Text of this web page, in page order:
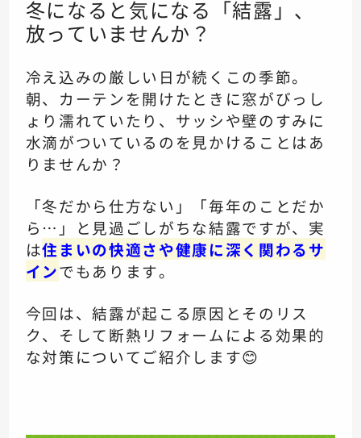
冬になると気になる「結露」、
放っていませんか？
冷え込みの厳しい日が続くこの季節。
朝、カーテンを開けたときに窓がびっし
ょり濡れていたり、サッシや壁のすみに
水滴がついているのを見かけることはあ
りませんか？
「冬だから仕方ない」「毎年のことだか
ら…」と見過ごしがちな結露ですが、実
は住まいの快適さや健康に深く関わるサ
インでもあります。
今回は、結露が起こる原因とそのリス
ク、そして断熱リフォームによる効果的
な対策についてご紹介します😊